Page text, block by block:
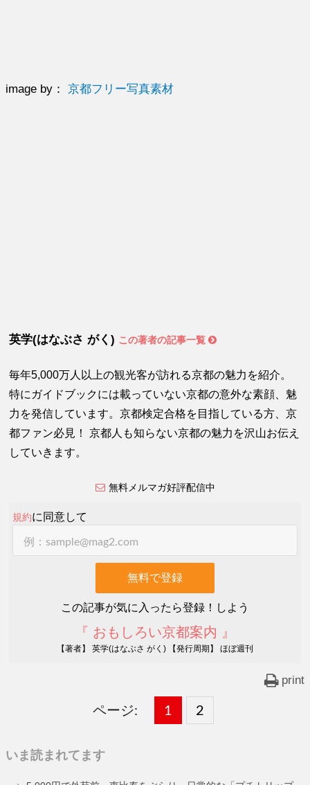
image by：京都フリー写真素材
英学(はなぶさ がく) この著者の記事一覧
毎年5,000万人以上の観光客が訪れる京都の魅力を紹介。
特にガイドブックには載っていない京都の意外な素顔、魅
力を発信しています。京都検定合格を目指している方、京
都ファン必見！ 京都人も知らない京都の魅力を沢山お伝え
していきます。
無料メルマガ好評配信中
規約に同意して
この記事が気に入ったら登録！しよう
『 おもしろい京都案内 』
【著者】 英学(はなぶさ がく) 【発行周期】 ほぼ週刊
print
ページ:
固
1 ,
固
2
いま読まれてます